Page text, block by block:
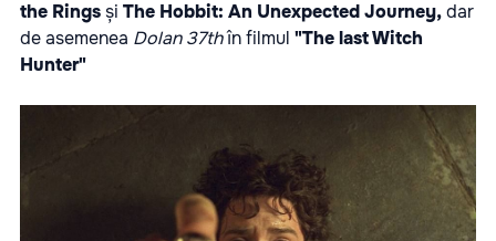
the Ringsși The Hobbit: An Unexpected Journey,dar
de asemenea Dolan 37thîn filmul "The last Witch
Hunter"